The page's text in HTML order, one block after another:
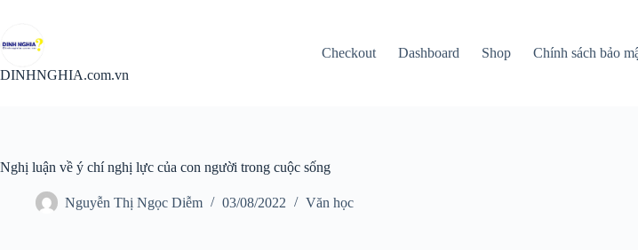
phần
nội
dung
DINHNGHIA.com.vn
Checkout Dashboard Shop Chính sách bảo
Nghị luận về ý chí nghị lực của con người trong cuộc sống
Nguyễn Thị Ngọc Diễm 03/08/2022 Văn học